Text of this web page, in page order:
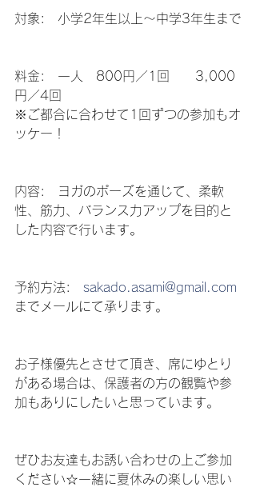
対象:　小学2年生以上〜中学3年生まで
料金:　一人　800円／1回　　3,000
円／4回
※ご都合に合わせて1回ずつの参加もオ
ッケー！
内容:　ヨガのポーズを通じて、柔軟
性、筋力、バランス力アップを目的と
した内容で行います。
予約方法: sakado.asami@gmail.com
までメールにて承ります。
お子様優先とさせて頂き、席にゆとり
がある場合は、保護者の方の観覧や参
加もありにしたいと思っています。
ぜひお友達もお誘い合わせの上ご参加
ください☆一緒に夏休みの楽しい思い